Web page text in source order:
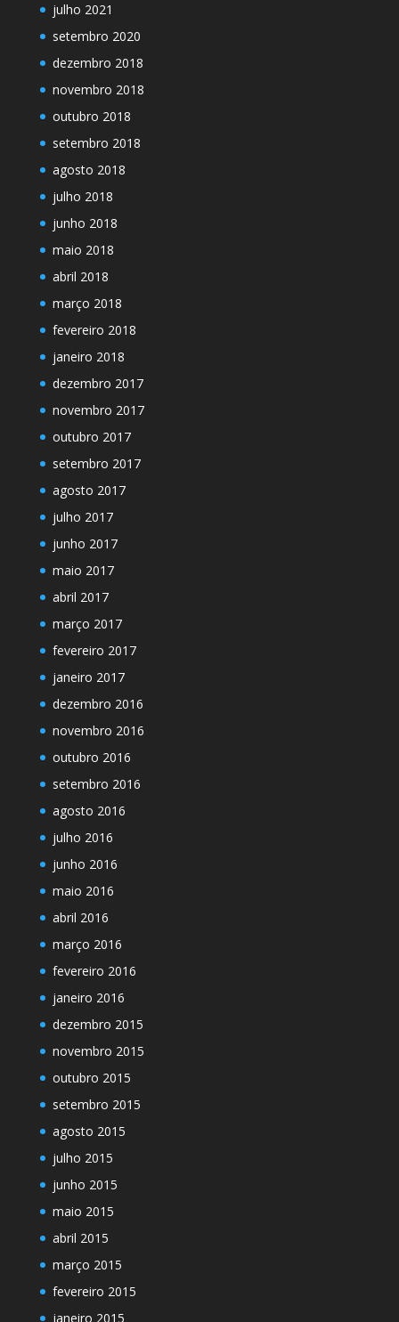
julho 2021
setembro 2020
dezembro 2018
novembro 2018
outubro 2018
setembro 2018
agosto 2018
julho 2018
junho 2018
maio 2018
abril 2018
março 2018
fevereiro 2018
janeiro 2018
dezembro 2017
novembro 2017
outubro 2017
setembro 2017
agosto 2017
julho 2017
junho 2017
maio 2017
abril 2017
março 2017
fevereiro 2017
janeiro 2017
dezembro 2016
novembro 2016
outubro 2016
setembro 2016
agosto 2016
julho 2016
junho 2016
maio 2016
abril 2016
março 2016
fevereiro 2016
janeiro 2016
dezembro 2015
novembro 2015
outubro 2015
setembro 2015
agosto 2015
julho 2015
junho 2015
maio 2015
abril 2015
março 2015
fevereiro 2015
janeiro 2015